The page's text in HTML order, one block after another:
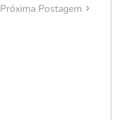
Próxima Postagem